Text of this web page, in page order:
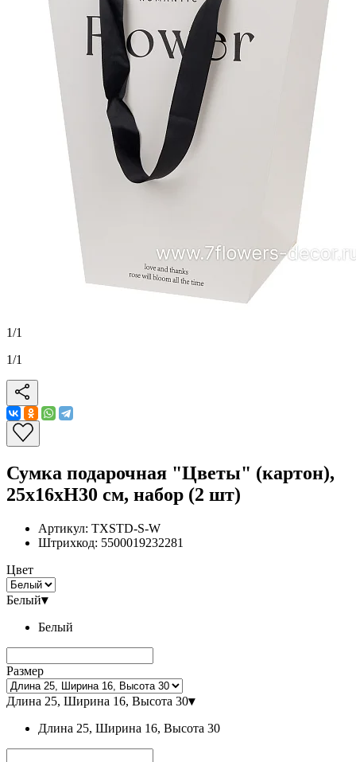
1/1
1/1
Сумка подарочная "Цветы" (картон),
25x16xH30 см, набор (2 шт)
Артикул: TXSTD-S-W
Штрихкод: 5500019232281
Цвет
Белый▾
Белый
Размер
Длина 25, Ширина 16, Высота 30▾
Длина 25, Ширина 16, Высота 30